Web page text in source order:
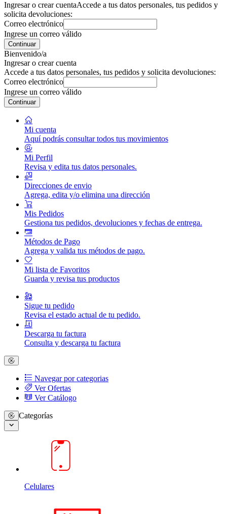
Ingresar o crear cuentaAccede a tus datos personales, tus pedidos y
solicita devoluciones:
Correo electrónico
Ingrese un correo válido
Continuar
Bienvenido/a
Ingresar o crear cuenta
Accede a tus datos personales, tus pedidos y solicita devoluciones:
Correo electrónico
Ingrese un correo válido
Continuar
Mi cuenta
Aquí podrás consultar todos tus movimientos
Mi Perfil
Revisa y edita tus datos personales.
Direcciones de envio
Agrega, edita y/o elimina una dirección
Mis Pedidos
Gestiona tus pedidos, devoluciones y fechas de entrega.
Métodos de Pago
Agrega y valida tus métodos de pago.
Mi lista de Favoritos
Guarda y revisa tus productos
Sigue tu pedido
Revisa el estado actual de tu pedido.
Descarga tu factura
Consulta y descarga tu factura
Navegar por categorias
Ver Ofertas
Ver Catálogo
Categorías
Celulares